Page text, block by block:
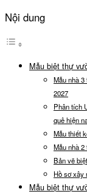
Nội dung
Mẫu biệt thự
Mẫu nhà
2027
Phân tích
quê hiện
Mẫu thiết
Mẫu nhà 2
Bản vẽ
Hồ sơ xây
Mẫu biệt thự